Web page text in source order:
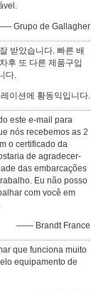
Grupo de Gallagher
받았습니다. 빠른 배
후 또 다른 제품구입
다.
이션에 황동익입니다.
este e-mail para
nós recebemos as 2
o certificado da
de agradecer-
das embarcações
Eu não posso
com você em
—— Brandt France
que funciona muito
equipamento de